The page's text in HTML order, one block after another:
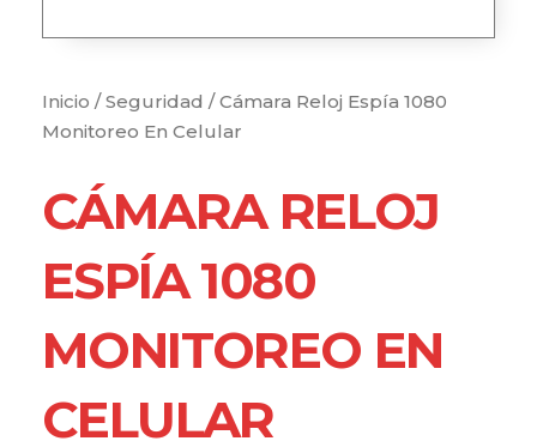
Inicio /Seguridad / Cámara Reloj Espía 1080
Monitoreo En Celular
CÁMARA RELOJ
ESPÍA 1080
MONITOREO EN
CELULAR